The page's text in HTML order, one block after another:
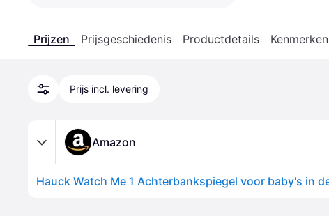
Prijzen Prijsgeschiedenis Productdetails Kenmerken
Prijs incl. levering
Amazon